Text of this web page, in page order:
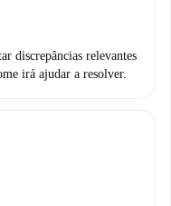
discrepâncias relevantes
irá ajudar a resolver.